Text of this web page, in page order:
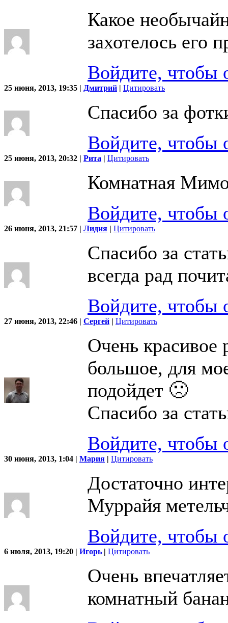
Какое
захотелось его
Войдите, чтобы
25 июня, 2013, 19:35 | Дмитрий | Цитировать
Спасибо за
Войдите, чтобы
25 июня, 2013, 20:32 | Рита | Цитировать
Комнатная
Войдите, чтобы
26 июня, 2013, 21:57 | Лидия | Цитировать
Спасибо за
всегда рад
Войдите, чтобы
27 июня, 2013, 22:46 | Сергей | Цитировать
Очень красивое
большое, для
подойдет 🙁
Спасибо за
Войдите, чтобы
30 июня, 2013, 1:04 | Мария | Цитировать
Достаточно
Муррайя
Войдите, чтобы
6 июля, 2013, 19:20 | Игорь | Цитировать
Очень
комнатный